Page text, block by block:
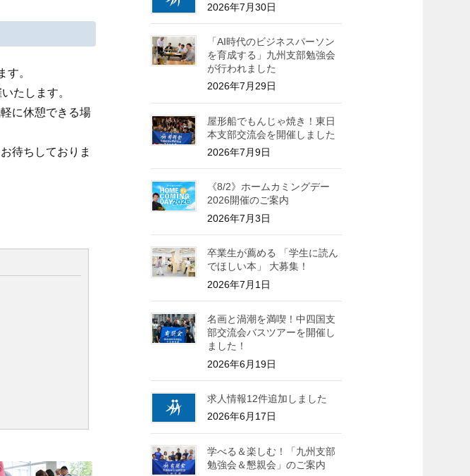
。
たします。
に休憩できる場
待ちしておりま
2026年7月30日
「AI時代のビジネスパーソン
を育成する」九州支部勉強会
が行われました
2026年7月29日
屋形船でもんじゃ焼き！東日
本支部交流会を開催しました
2026年7月9日
《8/2》ホームカミングデー
2026開催のご案内
2026年7月3日
卒業生が薦める 「学生に読ん
でほしい本」 大募集！
2026年7月1日
名画と渦潮を満喫！中四国支
部交流会バスツアーを開催し
ました！
2026年6月19日
求人情報12件追加しました
2026年6月17日
学べる＆楽しむ！「九州支部
勉強会＆懇親会」のご案内